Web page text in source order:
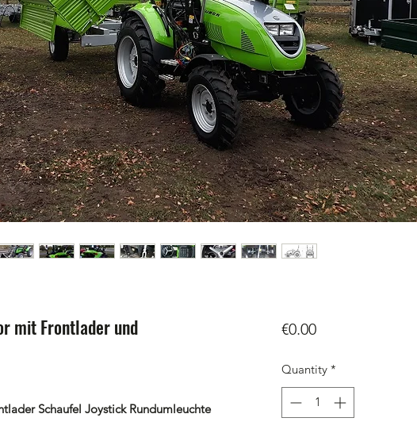
mit Frontlader und
Schaufel Joystick Rundumleuchte
€0.00Price
Quantity *